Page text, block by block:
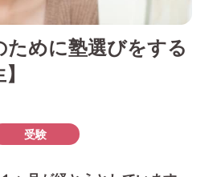
ために塾選びをする
受験